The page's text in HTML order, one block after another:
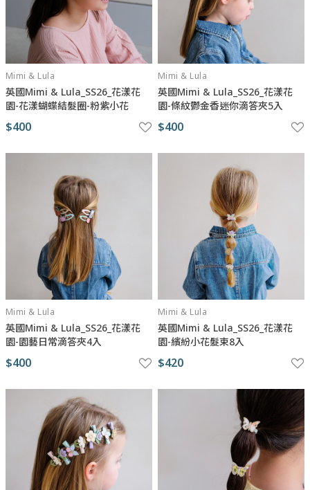
Mimi & Lula
英國Mimi & Lula_SS26_花漾花
園-花漾蝴蝶結髮圈-粉紫小花
$400
Mimi & Lula
英國Mimi & Lula_SS26_花漾花
園-條紋鬱金香迷你滴答夾5入
$400
Mimi & Lula
英國Mimi & Lula_SS26_花漾花
園-園藝日常滴答夾4入
$400
Mimi & Lula
英國Mimi & Lula_SS26_花漾花
園-繽紛小花髮束8入
$420